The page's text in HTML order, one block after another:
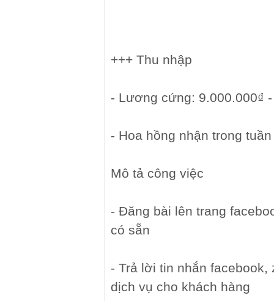
+++ Thu nhập
- Lương cứng: 9.000.000₫
- Hoa hồng nhận trong
Mô tả công việc
- Đăng bài lên trang
có sẵn
- Trả lời tin nhắn facebook,
dịch vụ cho khách hàng